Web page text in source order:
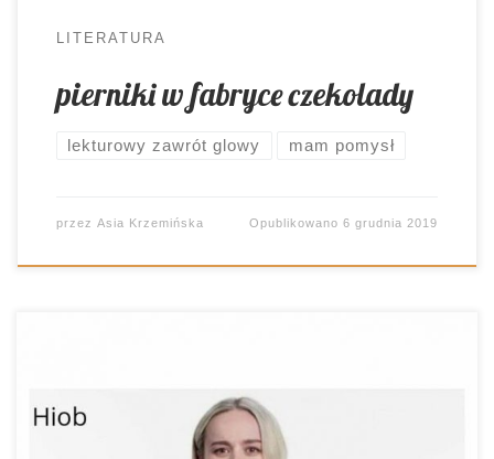
LITERATURA
pierniki w fabryce czekolady
lekturowy zawrót glowy mam pomysł
przez Asia Krzemińska Opublikowano6 grudnia 2019
to spore uproszczenie, ale przyznajcie, że jest w
nim nieco prawdy. Dlaczego więc nie sięgnąć po